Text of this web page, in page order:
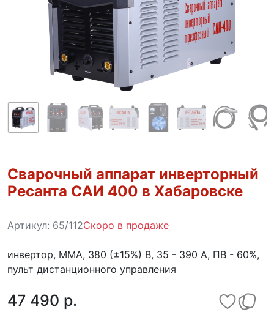
Сварочный аппарат инверторный
Ресанта САИ 400 в Хабаровске
Артикул: 65/112Скоро в продаже
инвертор, MMA, 380 (±15%) В, 35 - 390 А, ПВ - 60%,
пульт дистанционного управления
47 490 p.